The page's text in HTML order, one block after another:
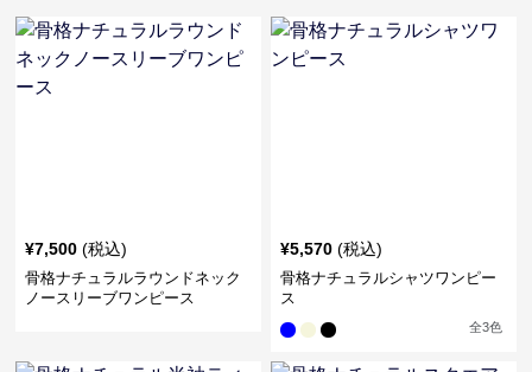
¥7,500 (税込)
骨格ナチュラルラウンドネック
ノースリーブワンピース
¥5,570 (税込)
骨格ナチュラルシャツワンピー
ス
全3色